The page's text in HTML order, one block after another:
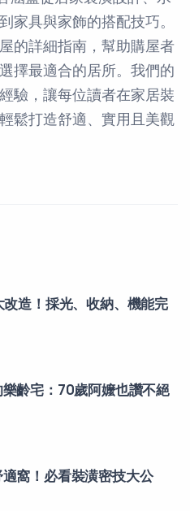
家具與家飾的搭配技巧。
的詳細指南，幫助購屋者
擇最適合的居所。我們的
驗，讓每位讀者在家居裝
鬆打造舒適、實用且美觀
造！採光、收納、機能完
齡宅：70歲阿嬤也讚不絕
窩！必看裝潢密技大公